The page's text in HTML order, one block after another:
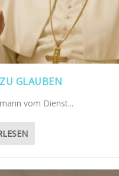
GLAUBEN
vom Dienst...